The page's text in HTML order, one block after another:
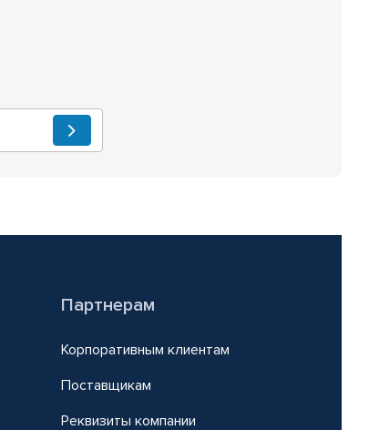
Партнерам
Корпоративным клиентам
Поставщикам
Реквизиты компании